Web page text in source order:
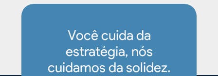
Você cuida da
estratégia, nós
cuidamos da solidez.